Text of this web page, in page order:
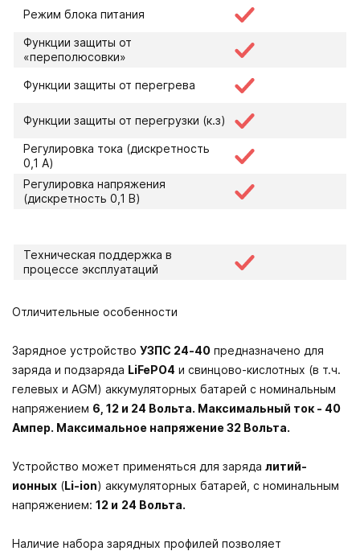
Режим блока питания
Функции защиты от
«переполюсовки»
Функции защиты от перегрева
Функции защиты от перегрузки (к.з)
Регулировка тока (дискретность
0,1 А)
Регулировка напряжения
(дискретность 0,1 В)
Техническая поддержка в
процессе эксплуатаций
Отличительные особенности
Зарядное устройство УЗПС 24-40 предназначено для
заряда и подзаряда LiFePO4 и свинцово-кислотных (в т.ч.
гелевых и AGM) аккумуляторных батарей с номинальным
напряжением 6, 12 и 24 Вольта. Максимальный ток - 40
Ампер. Максимальное напряжение 32 Вольта.
Устройство может применяться для заряда литий-
ионных (Li-ion) аккумуляторных батарей, с номинальным
напряжением: 12 и 24 Вольта.
Наличие набора зарядных профилей позволяет